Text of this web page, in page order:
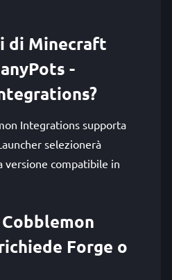
di Minecraft
-
Integrations supporta
selezionerà
versione compatibile in
Forge o